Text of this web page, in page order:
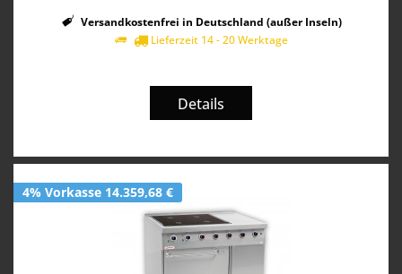
Versandkostenfrei in Deutschland (außer Inseln)
Lieferzeit 14 - 20 Werktage
Details
4% Vorkasse 14.359,68 €